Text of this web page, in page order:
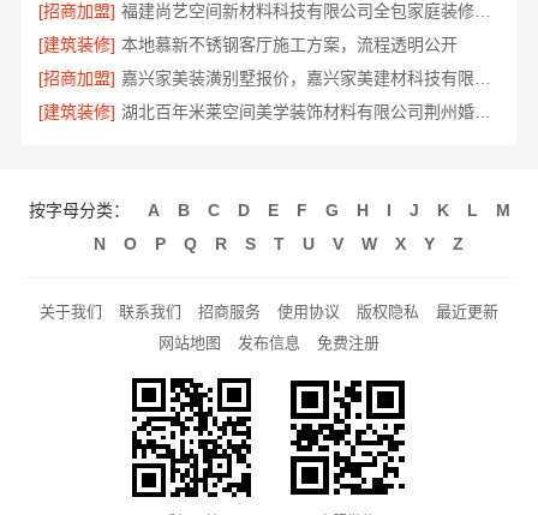
[招商加盟]
福建尚艺空间新材料科技有限公司全包家庭装修口碑优选报价明细
[建筑装修] 本地慕新不锈钢客厅施工方案，流程透明公开
[招商加盟]
[建筑装修]
湖北百年米莱空间美学装饰材料有限公司荆州婚房装修
按字母分类： A B C D E F G H I J K L
M
N
O P Q R S T U V W X Y Z
关于我们 联系我们 招商服务 使用协议 版权隐私
最近更新
网站地图
发布信息 免费注册